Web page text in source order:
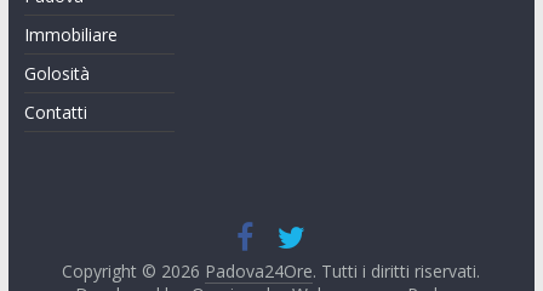
Immobiliare
Golosità
Contatti
Copyright © 2026 Padova24Ore. Tutti i diritti riservati.